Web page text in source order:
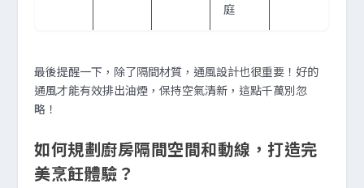
庭
最後提醒一下，除了隔間材質，通風設計也很重要！好的
通風才能有效排出油煙，保持空氣清新，這點千萬別忽
略！
如何規劃廚房隔間空間和動線，打造完
美烹飪體驗？